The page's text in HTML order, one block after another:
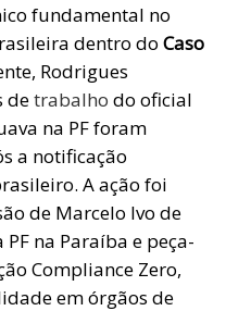
fundamental no
dentro do Caso
Rodrigues
detrabalho do oficial
na PF foram
a notificação
A ação foi
de Marcelo Ivo de
na Paraíba e peça-
Compliance Zero,
em órgãos de